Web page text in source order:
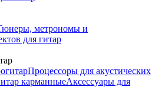
метрономы и
для гитар
Процессоры для акустических
карманныеАксессуары для